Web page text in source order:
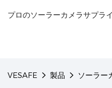
プロのソーラーカメラサプラ
VESAFE 製品 ソーラー